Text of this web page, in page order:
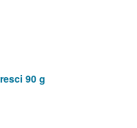
90 g